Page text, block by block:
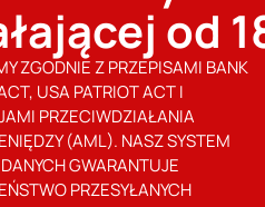
od
ZGODNIE Z PRZEPISAMI BANK
USA PATRIOT ACT I
PRZECIWDZIAŁANIA
(AML). NASZ SYSTEM
GWARANTUJE
PRZESYŁANYCH